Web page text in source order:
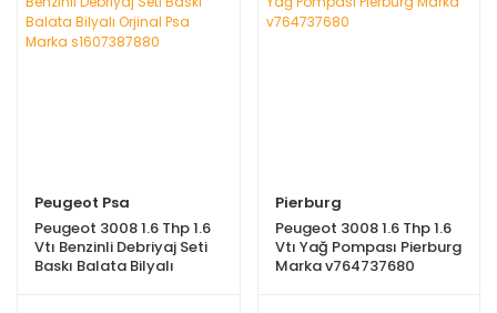
Peugeot Psa
Peugeot 3008 1.6 Thp 1.6
Vtı Benzinli Debriyaj Seti
Baskı Balata Bilyalı
Pierburg
Peugeot 3008 1.6 Thp 1.6
Vtı Yağ Pompası Pierburg
Marka v764737680